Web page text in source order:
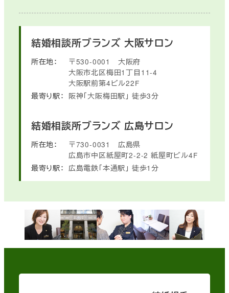
結婚相談所ブランズ 大阪サロン
所在地： 〒530-0001
大阪府
大阪市北区梅田1丁目11-4
大阪駅前第4ビル22F
最寄り駅： 阪神「大阪梅田駅」 徒歩3分
結婚相談所ブランズ 広島サロン
所在地： 〒730-0031
広島県
広島市中区紙屋町2-2-2 紙屋町ビル4F
最寄り駅： 広島電鉄「本通駅」 徒歩1分